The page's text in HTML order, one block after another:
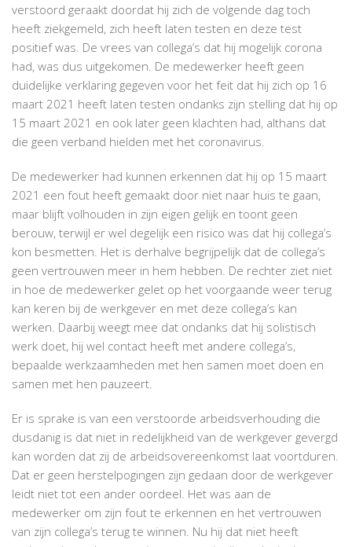
verstoord geraakt doordat hij zich de volgende dag toch
heeft ziekgemeld, zich heeft laten testen en deze test
positief was. De vrees van collega’s dat hij mogelijk corona
had, was dus uitgekomen. De medewerker heeft geen
duidelijke verklaring gegeven voor het feit dat hij zich op 16
maart 2021 heeft laten testen ondanks zijn stelling dat hij op
15 maart 2021 en ook later geen klachten had, althans dat
die geen verband hielden met het coronavirus.
De medewerker had kunnen erkennen dat hij op 15 maart
2021 een fout heeft gemaakt door niet naar huis te gaan,
maar blijft volhouden in zijn eigen gelijk en toont geen
berouw, terwijl er wel degelijk een risico was dat hij collega’s
kon besmetten. Het is derhalve begrijpelijk dat de collega’s
geen vertrouwen meer in hem hebben. De rechter ziet niet
in hoe de medewerker gelet op het voorgaande weer terug
kan keren bij de werkgever en met deze collega’s kan
werken. Daarbij weegt mee dat ondanks dat hij solistisch
werk doet, hij wel contact heeft met andere collega’s,
bepaalde werkzaamheden met hen samen moet doen en
samen met hen pauzeert.
Er is sprake is van een verstoorde arbeidsverhouding die
dusdanig is dat niet in redelijkheid van de werkgever gevergd
kan worden dat zij de arbeidsovereenkomst laat voortduren.
Dat er geen herstelpogingen zijn gedaan door de werkgever
leidt niet tot een ander oordeel. Het was aan de
medewerker om zijn fout te erkennen en het vertrouwen
van zijn collega’s terug te winnen. Nu hij dat niet heeft